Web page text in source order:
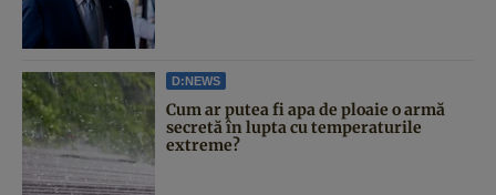
D:NEWS
Cum ar putea fi apa de ploaie o armă
secretă în lupta cu temperaturile
extreme?